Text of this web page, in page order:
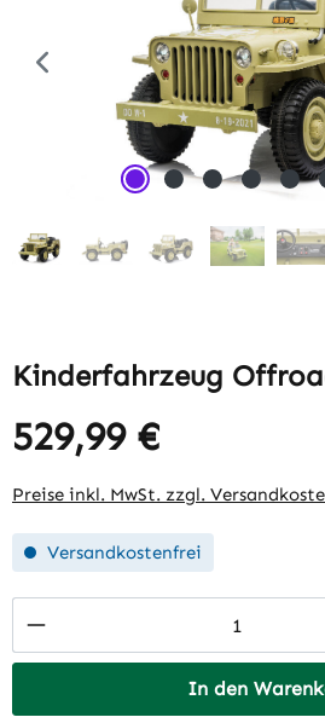
Kinderfahrzeug
Regulärer Preis:
529,99 €
Preise inkl. MwSt. zzgl.
Versandkostenfrei
Produkt Anzahl: Gib
In den